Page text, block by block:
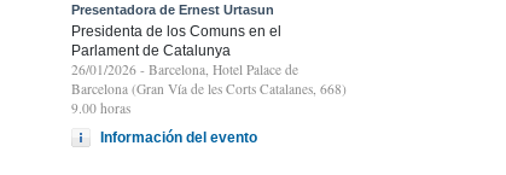
Presentadora de Ernest Urtasun
Presidenta de los Comuns en el
Parlament de Catalunya
26/01/2026 - Barcelona, Hotel Palace de
Barcelona (Gran Vía de les Corts Catalanes, 668)
9.00 horas
Información del evento